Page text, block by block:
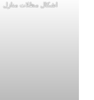
اشكال مظلات منازل